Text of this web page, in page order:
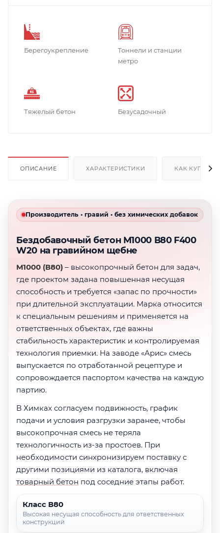
Берегоукрепление
Тоннели и станции
метро
Тяжелый бетон Безусадочный
ОПИСАНИЕ ХАРАКТЕРИСТИКИ КАК КУПИТЬ
Производитель • гравий • без химических добавок
Бездобавочный бетон М1000 В80 F400
W20 на гравийном щебне
М1000 (В80) – высокопрочный бетон для задач,
где проектом задана повышенная несущая
способность и требуется «запас по прочности»
при длительной эксплуатации. Марка относится
к специальным решениям и применяется на
ответственных объектах, где важны
стабильность характеристик и контролируемая
технология приемки. На заводе «Арис» смесь
выпускается по отработанной рецептуре и
сопровождается паспортом качества на каждую
партию.
В Химках согласуем подвижность, график
подачи и условия разгрузки заранее, чтобы
высокопрочная смесь не теряла
технологичность из-за простоев. При
необходимости синхронизируем поставку с
другими позициями из каталога, включая
товарный бетон под соседние этапы работ.
Класс В80
Высокая несущая способность для ответственных
конструкций